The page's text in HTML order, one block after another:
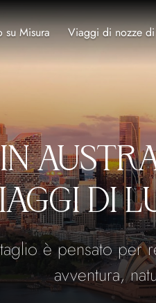
Misura Viaggi di nozze di
DI
è pensato per
avventura,